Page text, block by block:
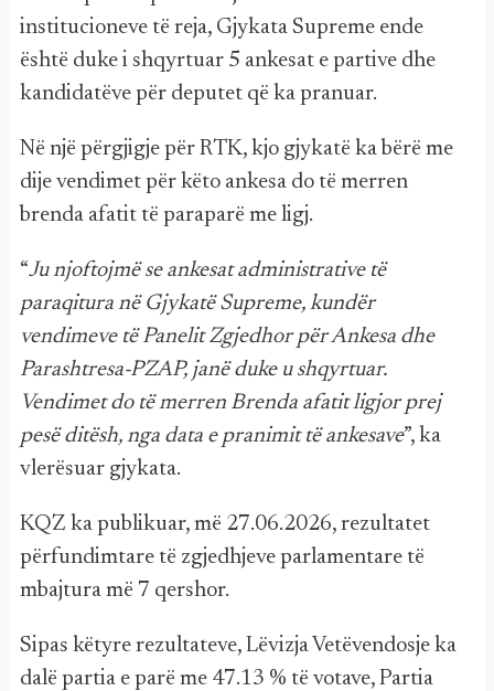
institucioneve të reja, Gjykata Supreme ende
është duke i shqyrtuar 5 ankesat e partive dhe
kandidatëve për deputet që ka pranuar.
Në një përgjigje për RTK, kjo gjykatë ka bërë me
dije vendimet për këto ankesa do të merren
brenda afatit të paraparë me ligj.
“Ju njoftojmë se ankesat administrative të
paraqitura në Gjykatë Supreme, kundër
vendimeve të Panelit Zgjedhor për Ankesa dhe
Parashtresa-PZAP, janë duke u shqyrtuar.
Vendimet do të merren Brenda afatit ligjor prej
pesë ditësh, nga data e pranimit të ankesave”, ka
vlerësuar gjykata.
KQZ ka publikuar, më 27.06.2026, rezultatet
përfundimtare të zgjedhjeve parlamentare të
mbajtura më 7 qershor.
Sipas këtyre rezultateve, Lëvizja Vetëvendosje ka
dalë partia e parë me 47.13 % të votave, Partia